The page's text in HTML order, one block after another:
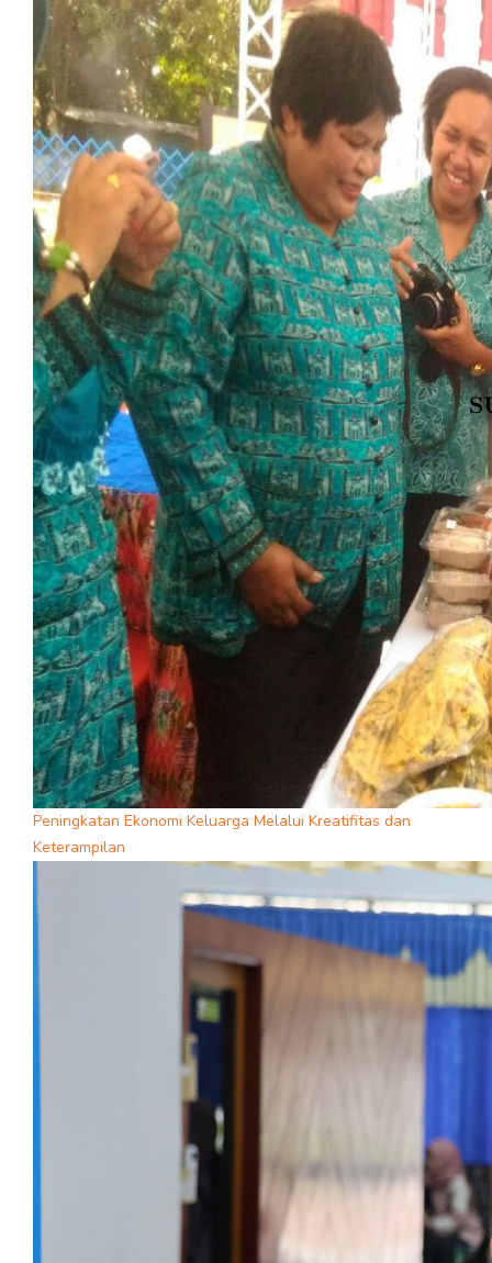
Peningkatan Ekonomi Keluarga Melalui Kreatifitas dan
Keterampilan